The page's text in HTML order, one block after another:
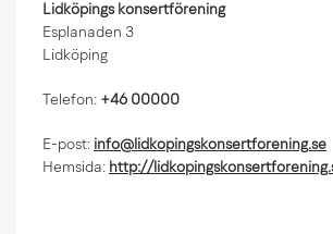
Lidköpings konsertförening
Esplanaden 3
Lidköping
Telefon: +46 00000
E-post: info@lidkopingskonsertforening.se
Hemsida: http://